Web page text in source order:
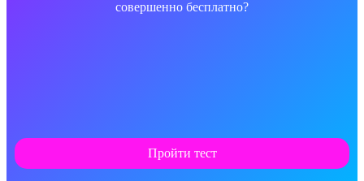
совершенно бесплатно?
Пройти тест